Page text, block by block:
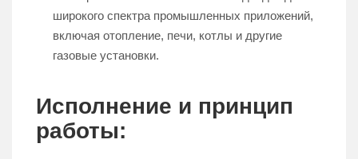
широкого спектра промышленных приложений,
включая отопление, печи, котлы и другие
газовые установки.
Исполнение и принцип
работы: